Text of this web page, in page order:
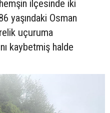
ilçesinde iki
yaşındaki Osman
uçuruma
kaybetmiş halde